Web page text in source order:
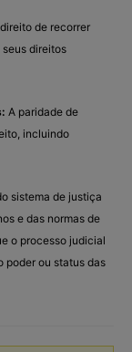
de recorrer
direitos
A paridade de
incluindo
sistema de justiça
e das normas de
o processo judicial
poder ou status das